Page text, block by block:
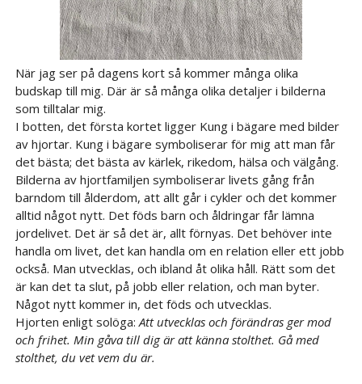
När jag ser på dagens kort så kommer många olika
budskap till mig. Där är så många olika detaljer i bilderna
som tilltalar mig.
I botten, det första kortet ligger Kung i bägare med bilder
av hjortar. Kung i bägare symboliserar för mig att man får
det bästa; det bästa av kärlek, rikedom, hälsa och välgång.
Bilderna av hjortfamiljen symboliserar livets gång från
barndom till ålderdom, att allt går i cykler och det kommer
alltid något nytt. Det föds barn och åldringar får lämna
jordelivet. Det är så det är, allt förnyas. Det behöver inte
handla om livet, det kan handla om en relation eller ett jobb
också. Man utvecklas, och ibland åt olika håll. Rätt som det
är kan det ta slut, på jobb eller relation, och man byter.
Något nytt kommer in, det föds och utvecklas.
Hjorten enligt solöga:Att utvecklas och förändras ger mod
och frihet. Min gåva till dig är att känna stolthet. Gå med
stolthet, du vet vem du är.